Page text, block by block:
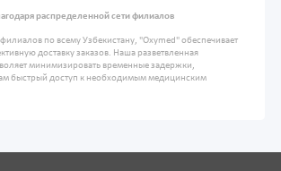
распределенной сети филиалов
по всему Узбекистану, "Oxymed" обеспечивает
доставку заказов. Наша разветвленная
минимизировать временные задержки,
быстрый доступ к необходимым медицинским